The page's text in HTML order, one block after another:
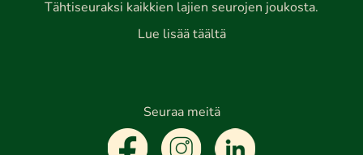
Tähtiseuraksi kaikkien lajien seurojen joukosta.
Lue lisää täältä
Seuraa meitä